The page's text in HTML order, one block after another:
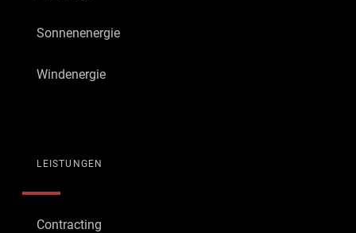
Sonnenenergie
Windenergie
LEISTUNGEN
Contracting